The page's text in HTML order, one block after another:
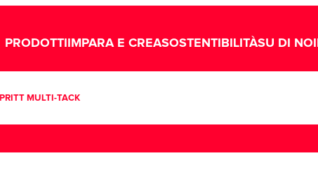
PRODOTTI IMPARA E CREASOSTENTIBILITÀSU DI NOI
PRITT MULTI-TACK